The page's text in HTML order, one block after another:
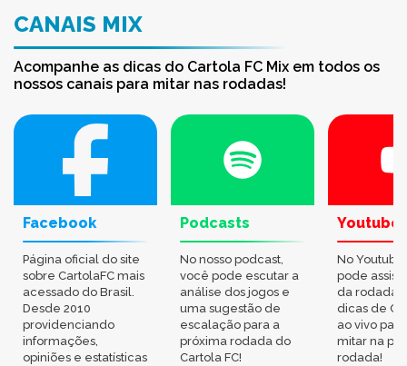
CANAIS MIX
Acompanhe as dicas do Cartola FC Mix em todos os
nossos canais para mitar nas rodadas!
Facebook
Página oficial do site
sobre CartolaFC mais
acessado do Brasil.
Desde 2010
providenciando
informações,
opiniões e estatísticas
Podcasts
No nosso podcast,
você pode escutar a
análise dos jogos e
uma sugestão de
escalação para a
próxima rodada do
Cartola FC!
Youtube
No
pode
da rodada,
dicas de
ao vivo
mitar na
rodada!